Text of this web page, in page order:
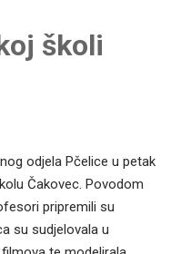
školi
odjela Pčelice u petak
Čakovec. Povodom
pripremili su
su sudjelovala u